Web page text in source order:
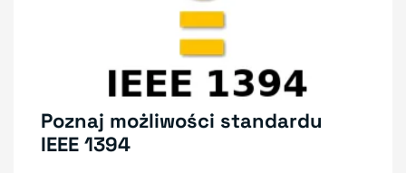
Poznaj możliwości standardu
IEEE 1394